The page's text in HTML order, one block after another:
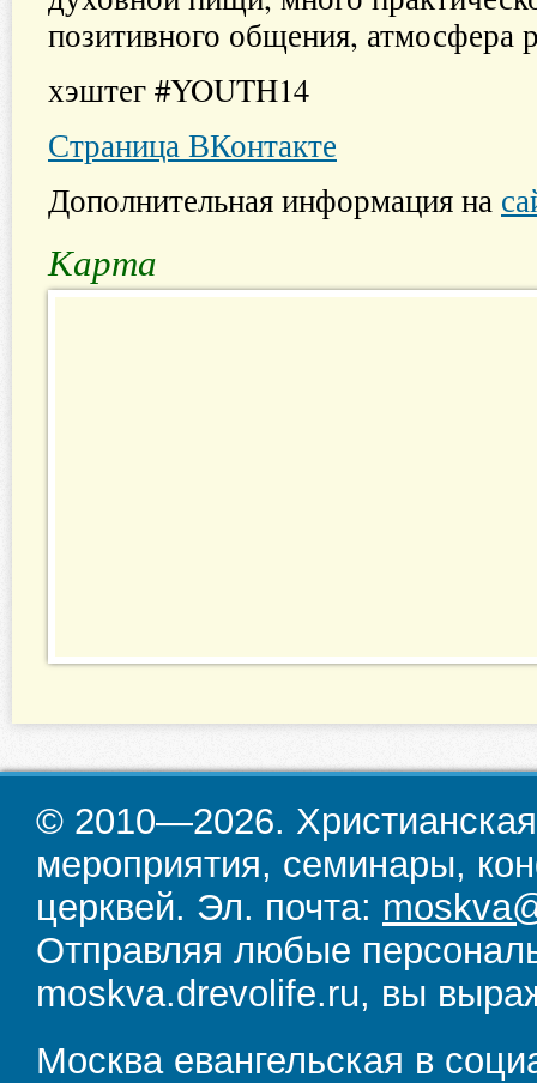
позитивного общения, атмосфера
хэштег #YOUTH14
Страница ВКонтакте
Дополнительная информация на
Карта
© 2010—2026.
мероприятия, семинары,
церквей. Эл. почта:
Отправляя любые
moskva.drevolife.ru, вы
Москва евангельская в